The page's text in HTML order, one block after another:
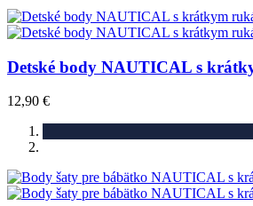
Detské body NAUTICAL s
12,90 €